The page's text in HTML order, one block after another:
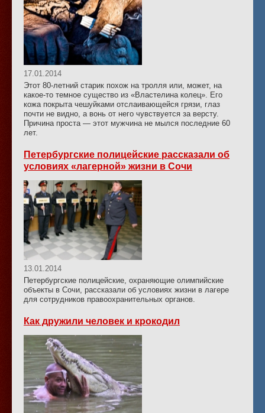
17.01.2014
Этот 80-летний старик похож на тролля или, может, на
какое-то темное существо из «Властелина колец». Его
кожа покрыта чешуйками отслаивающейся грязи, глаз
почти не видно, а вонь от него чувствуется за версту.
Причина проста — этот мужчина не мылся последние 60
лет.
Петербургские полицейские рассказали об
условиях «лагерной» жизни в Сочи
13.01.2014
Петербургские полицейские, охраняющие олимпийские
объекты в Сочи, рассказали об условиях жизни в лагере
для сотрудников правоохранительных органов.
Как дружили человек и крокодил